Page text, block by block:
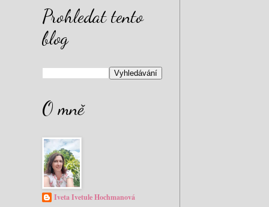
Prohledat tento
blog
O mně
Iveta Ivetule Hochmanová